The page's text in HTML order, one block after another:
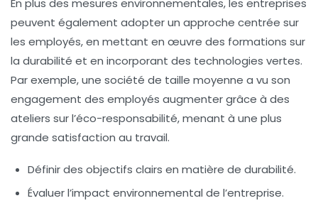
En plus des mesures environnementales, les entreprises
peuvent également adopter un approche centrée sur
les employés, en mettant en œuvre des formations sur
la durabilité et en incorporant des technologies vertes.
Par exemple, une société de taille moyenne a vu son
engagement des employés augmenter grâce à des
ateliers sur l’éco-responsabilité, menant à une plus
grande satisfaction au travail.
Définir des objectifs clairs en matière de durabilité.
Évaluer l’impact environnemental de l’entreprise.